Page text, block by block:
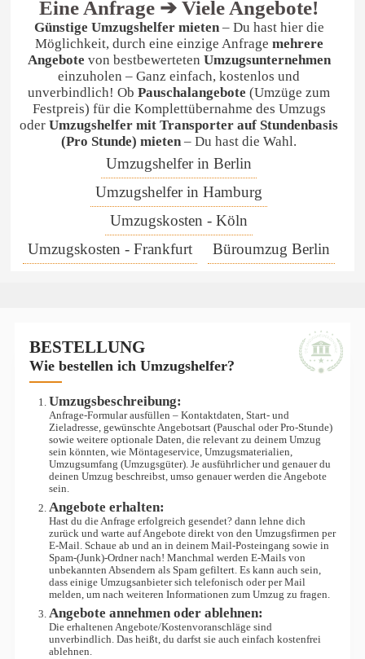
Info
Eine Anfrage ➔ Viele Angebote!
Günstige Umzugshelfer mieten– Du hast hier die
Möglichkeit, durch eine einzige Anfrage mehrere
Angebote von bestbewerteten Umzugsunternehmen
einzuholen – Ganz einfach, kostenlos und
unverbindlich! ObPauschalangebote (Umzüge zum
Festpreis) für die Komplettübernahme des Umzugs
oderUmzugshelfer mit Transporter auf Stundenbasis
(Pro Stunde) mieten – Du hast die Wahl.
Umzugshelfer in Berlin
Umzugshelfer in Hamburg
Umzugskosten - Köln
Umzugskosten - Frankfurt
Büroumzug Berlin
BESTELLUNG
Wie bestellen ich Umzugshelfer?
Umzugsbeschreibung:
Anfrage-Formular ausfüllen – Kontaktdaten, Start- und
Zieladresse, gewünschte Angebotsart (Pauschal oder Pro-Stunde)
sowie weitere optionale Daten, die relevant zu deinem Umzug
sein könnten, wie Möntageservice, Umzugsmaterialien,
Umzugsumfang (Umzugsgüter). Je ausführlicher und genauer du
deinen Umzug beschreibst, umso genauer werden die Angebote
sein.
Angebote erhalten:
Hast du die Anfrage erfolgreich gesendet? dann lehne dich
zurück und warte auf Angebote direkt von den Umzugsfirmen per
E-Mail. Schaue ab und an in deinem Mail-Posteingang sowie in
Spam-(Junk)-Ordner nach! Manchmal werden E-Mails von
unbekannten Absendern als Spam gefiltert. Es kann auch sein,
dass einige Umzugsanbieter sich telefonisch oder per Mail
melden, um nach weiteren Informationen zum Umzug zu fragen.
Angebote annehmen oder ablehnen:
Die erhaltenen Angebote/Kostenvoranschläge sind
unverbindlich. Das heißt, du darfst sie auch einfach kostenfrei
ablehnen.